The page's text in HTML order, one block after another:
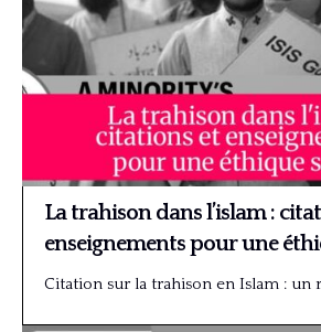
La trahison dans l’islam :
enseignements pour une
Citation sur la trahison en Islam : un